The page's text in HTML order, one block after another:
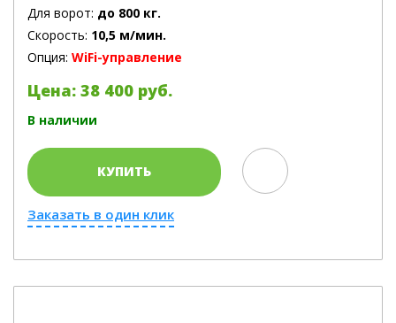
Для ворот: до 800 кг.
Скорость: 10,5 м/мин.
Опция: WiFi-управление
Цена: 38 400 руб.
В наличии
КУПИТЬ
Заказать в один клик